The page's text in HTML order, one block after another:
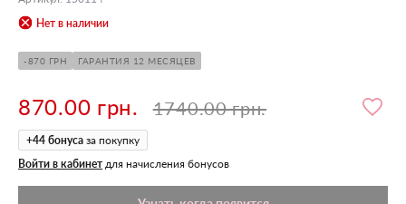
Нет в наличии
-870 ГРН ГАРАНТИЯ 12 МЕСЯЦЕВ
870.00 грн. 1740.00 грн.
+44 бонуса за покупку
Войти в кабинет для начисления бонусов